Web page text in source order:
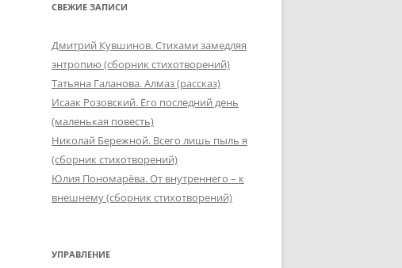
СВЕЖИЕ ЗАПИСИ
Дмитрий Кувшинов. Стихами замедляя
энтропию (сборник стихотворений)
Татьяна Галанова. Алмаз (рассказ)
Исаак Розовский. Его последний день
(маленькая повесть)
Николай Бережной. Всего лишь пыль я
(сборник стихотворений)
Юлия Пономарёва. От внутреннего – к
внешнему (сборник стихотворений)
УПРАВЛЕНИЕ